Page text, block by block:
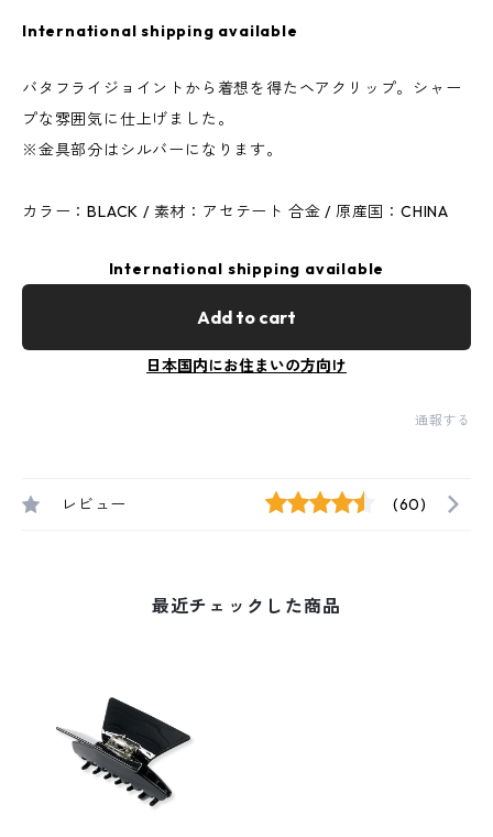
International shipping available
バタフライジョイントから着想を得たヘアクリップ。シャー
プな雰囲気に仕上げました。
※金具部分はシルバーになります。
カラー：BLACK / 素材：アセテート 合金 / 原産国：CHINA
International shipping available
Add to cart
日本国内にお住まいの方向け
通報する
レビュー (60)
最近チェックした商品